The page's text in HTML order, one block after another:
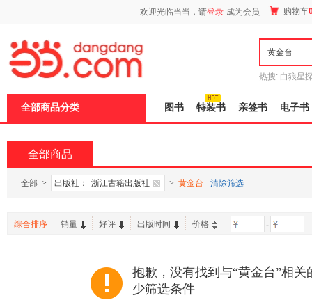
欢迎光临当当，请登录 成为会员 购物车
热搜: 白狼星
全部商品分类 图书 特装书 亲签书 电子书
全部商品
全部 > 出版社： 浙江古籍出版社 > 黄金台 清除筛选
综合排序 销量 好评 出版时间 价格 -
抱歉，没有找到与“黄金台”相
少筛选条件
页
加